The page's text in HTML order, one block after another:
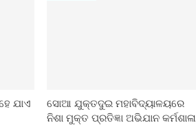
ଯାଏ
ସୋଆ ଯୁକ୍ତଦୁଇ ମହାବିଦ୍ୟାଳୟରେ
ନିଶା ମୁକ୍ତ ପ୍ରତିଜ୍ଞା ଅଭିଯାନ କର୍ମଶାଳା